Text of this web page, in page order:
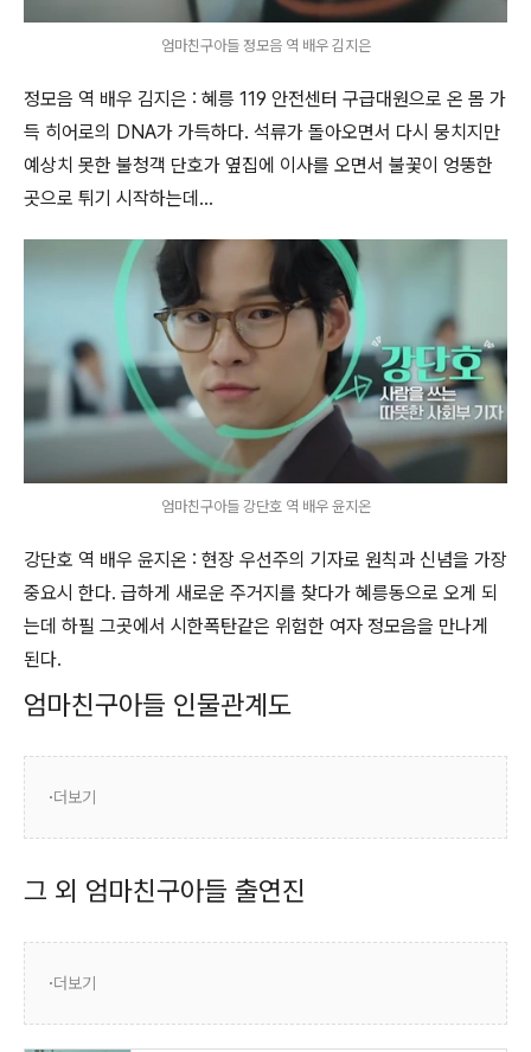
엄마친구아들 정모음 역 배우 김지은
정모음 역 배우 김지은 : 혜릉 119 안전센터 구급대원으로 온 몸 가
득 히어로의 DNA가 가득하다. 석류가 돌아오면서 다시 뭉치지만
예상치 못한 불청객 단호가 옆집에 이사를 오면서 불꽃이 엉뚱한
곳으로 튀기 시작하는데...
엄마친구아들 강단호 역 배우 윤지온
강단호 역 배우 윤지온 : 현장 우선주의 기자로 원칙과 신념을 가장
중요시 한다. 급하게 새로운 주거지를 찾다가 혜릉동으로 오게 되
는데 하필 그곳에서 시한폭탄같은 위험한 여자 정모음을 만나게
된다.
엄마친구아들 인물관계도
더보기
그 외 엄마친구아들 출연진
더보기